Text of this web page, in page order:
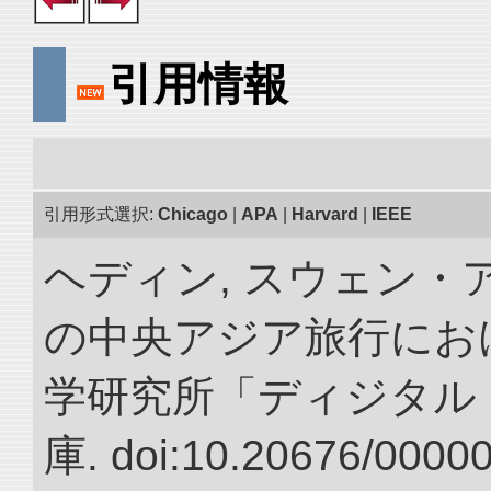
引用情報
引用形式選択: Chicago APA Harvard IEEE
ヘディン, スウェン・
の中央アジア旅行にお
学研究所「ディジタ
庫. doi:10.20676/